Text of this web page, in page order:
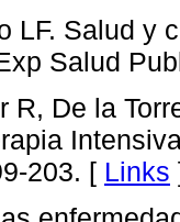
LF. Salud y
Salud
R, De la
203. [ Links